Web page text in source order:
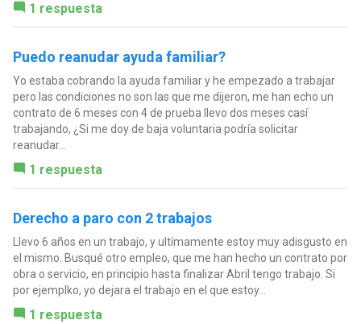
1 respuesta
Puedo reanudar ayuda familiar?
Yo estaba cobrando la ayuda familiar y he empezado a trabajar
pero las condiciones no son las que me dijeron, me han echo un
contrato de 6 meses con 4 de prueba llevo dos meses casí
trabajando, ¿Si me doy de baja voluntaria podría solicitar
reanudar...
1 respuesta
Derecho a paro con 2 trabajos
Llevo 6 años en un trabajo, y ultímamente estoy muy adisgusto en
el mismo. Busqué otro empleo, que me han hecho un contrato por
obra o servicio, en principio hasta finalizar Abril tengo trabajo. Si
por ejemplko, yo dejara el trabajo en el que estoy...
1 respuesta